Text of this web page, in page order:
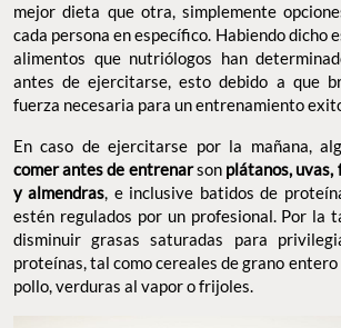
mejor dieta que otra, simplemente
cada persona en específico. Habiendo dicho
alimentos que nutriólogos han
antes de ejercitarse, esto debido a que
fuerza necesaria para un entrenamiento
En caso de ejercitarse por la mañana,
comer antes de entrenarson plátanos, uvas,
y almendras, e inclusive batidos de
estén regulados por un profesional. Por la
disminuir grasas saturadas para
proteínas, tal como cereales de grano entero
pollo, verduras al vapor o frijoles.